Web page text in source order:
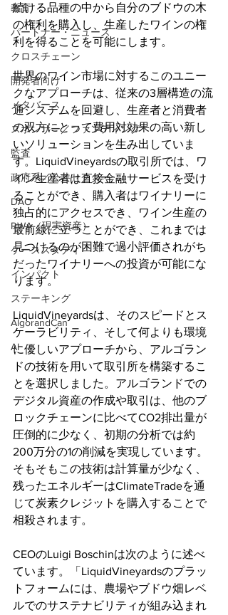
教育
パートナー・ニュース
クロスチェーン
開発者向け
メタバース
スポンサー／ファンディング
監査
政府系／公共セクター
DAO
RWA（現実資産）
ケーススタディ
インパクト
ステーキング
AlgorandCan
AI
続ける品種の中から自分のブドウの木
の権利を購入し、生産したワインの権
利を得ることを可能にします。
世界のワイン市場に対するこのユニー
クなアプローチは、従来の3層構造の流
通システムを回避し、生産者と消費者
の双方にとって費用対効果の高い新し
いソリューションを生み出していま
す。LiquidVineyardsの取引所では、ワ
イン生産者は直接金融サービスを受け
ることができ、購入者はワイナリーに
独占的にアクセスでき、ワイン生産の
最前線に立つことができ、これまでは
見つけるのが困難で過小評価されがち
だったワイナリーへの投資が可能にな
ります。
LiquidVineyardsは、そのスピードとス
ケーラビリティ、そして何よりも環境
に優しいアプローチから、アルゴラン
ドの技術を用いて取引所を構築するこ
とを選択しました。アルゴランドでの
デジタル資産の作成や取引は、他のブ
ロックチェーンに比べてCO2排出量が
圧倒的に少なく、初期の分析では約
200万分の1の削減を実現しています。
そもそもこの技術は計算量が少なく、
残ったエネルギーはClimateTradeを通
じて炭素クレジットを購入することで
相殺されます。
CEOのLuigi Boschinは次のように述べ
ています。「LiquidVineyardsのプラッ
トフォームには、農場やブドウ畑レベ
ルでのサステナビリティが組み込まれ